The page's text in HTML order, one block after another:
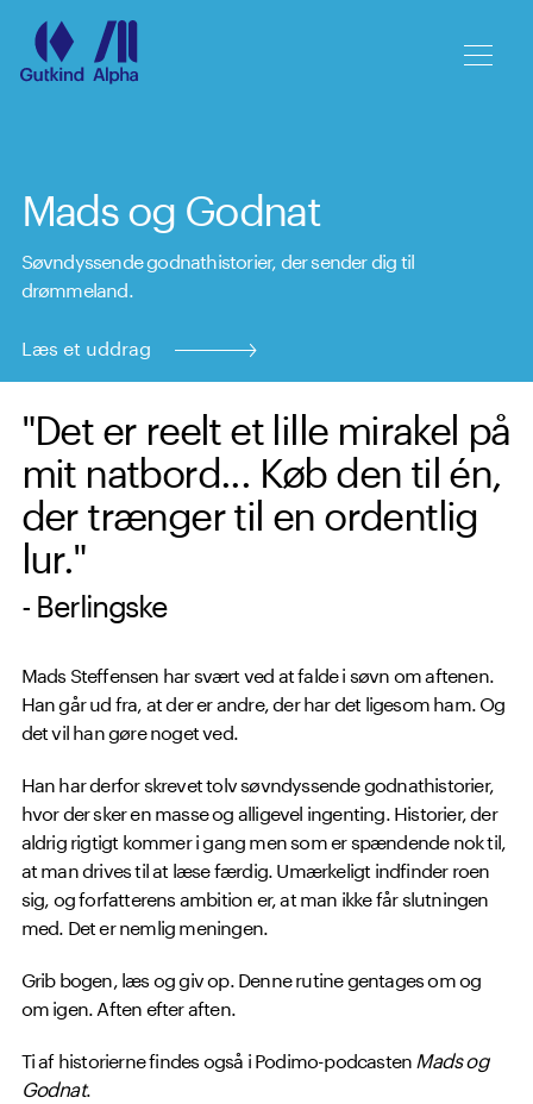
Spring til hovedindhold
Mads og Godnat
Søvndyssende godnathistorier, der sender dig til
drømmeland.
Læs et uddrag
"Det er reelt et lille mirakel på
mit natbord... Køb den til én,
der trænger til en ordentlig
lur."
- Berlingske
Mads Steffensen har svært ved at falde i søvn om aftenen.
Han går ud fra, at der er andre, der har det ligesom ham. Og
det vil han gøre noget ved.
Han har derfor skrevet tolv søvndyssende godnathistorier,
hvor der sker en masse og alligevel ingenting. Historier, der
aldrig rigtigt kommer i gang men som er spændende nok til,
at man drives til at læse færdig. Umærkeligt indfinder roen
sig, og forfatterens ambition er, at man ikke får slutningen
med. Det er nemlig meningen.
Grib bogen, læs og giv op. Denne rutine gentages om og
om igen. Aften efter aften.
Ti af historierne findes også i Podimo-podcasten Mads og
Godnat.